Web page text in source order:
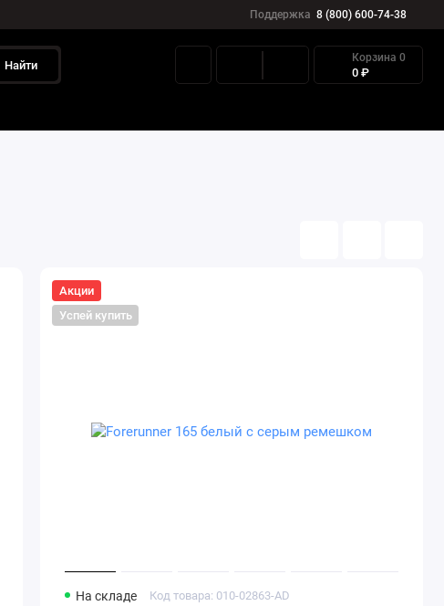
Поддержка 8 (800) 600-74-38
Найти
Корзина 0
0 ₽
Акции
Успей купить
На складе Код товара: 010-02863-AD